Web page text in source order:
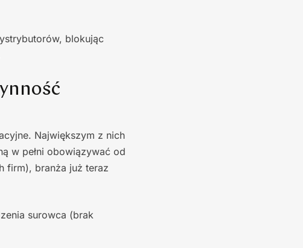
blokując
Największym z nich
w pełni obowiązywać od
firm), branża już teraz
surowca (brak